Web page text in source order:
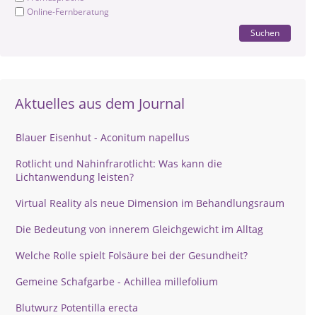
Online-Fernberatung
Suchen
Aktuelles aus dem Journal
Blauer Eisenhut - Aconitum napellus
Rotlicht und Nahinfrarotlicht: Was kann die
Lichtanwendung leisten?
Virtual Reality als neue Dimension im Behandlungsraum
Die Bedeutung von innerem Gleichgewicht im Alltag
Welche Rolle spielt Folsäure bei der Gesundheit?
Gemeine Schafgarbe - Achillea millefolium
Blutwurz Potentilla erecta